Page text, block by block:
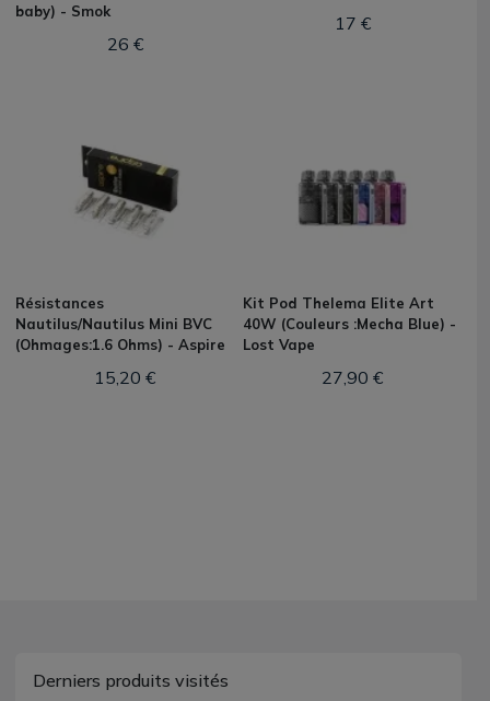
baby) - Smok
26 €
17 €
Résistances
Nautilus/Nautilus Mini BVC
(Ohmages:1.6 Ohms) - Aspire
15,20 €
Kit Pod Thelema Elite Art
40W (Couleurs :Mecha Blue) -
Lost Vape
27,90 €
Derniers produits visités